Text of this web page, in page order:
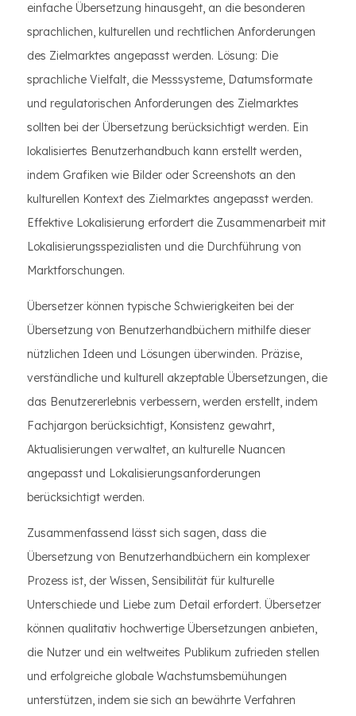
einfache Übersetzung hinausgeht, an die besonderen
sprachlichen, kulturellen und rechtlichen Anforderungen
des Zielmarktes angepasst werden. Lösung: Die
sprachliche Vielfalt, die Messsysteme, Datumsformate
und regulatorischen Anforderungen des Zielmarktes
sollten bei der Übersetzung berücksichtigt werden. Ein
lokalisiertes Benutzerhandbuch kann erstellt werden,
indem Grafiken wie Bilder oder Screenshots an den
kulturellen Kontext des Zielmarktes angepasst werden.
Effektive Lokalisierung erfordert die Zusammenarbeit mit
Lokalisierungsspezialisten und die Durchführung von
Marktforschungen.
Übersetzer können typische Schwierigkeiten bei der
Übersetzung von Benutzerhandbüchern mithilfe dieser
nützlichen Ideen und Lösungen überwinden. Präzise,
verständliche und kulturell akzeptable Übersetzungen, die
das Benutzererlebnis verbessern, werden erstellt, indem
Fachjargon berücksichtigt, Konsistenz gewahrt,
Aktualisierungen verwaltet, an kulturelle Nuancen
angepasst und Lokalisierungsanforderungen
berücksichtigt werden.
Zusammenfassend lässt sich sagen, dass die
Übersetzung von Benutzerhandbüchern ein komplexer
Prozess ist, der Wissen, Sensibilität für kulturelle
Unterschiede und Liebe zum Detail erfordert. Übersetzer
können qualitativ hochwertige Übersetzungen anbieten,
die Nutzer und ein weltweites Publikum zufrieden stellen
und erfolgreiche globale Wachstumsbemühungen
unterstützen, indem sie sich an bewährte Verfahren